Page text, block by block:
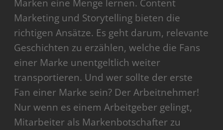
Marken eine Menge lernen. Content
Marketing und Storytelling bieten die
richtigen Ansätze. Es geht darum, relevante
Geschichten zu erzählen, welche die Fans
einer Marke unentgeltlich weiter
transportieren. Und wer sollte der erste
Fan einer Marke sein? Der Arbeitnehmer!
Nur wenn es einem Arbeitgeber gelingt,
Mitarbeiter als Markenbotschafter zu